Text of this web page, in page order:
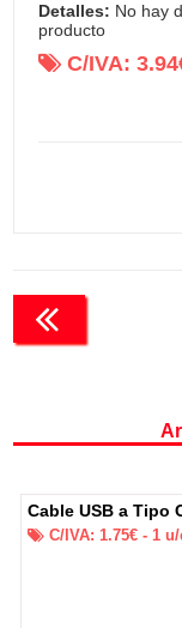
Detalles: No hay
producto
C/IVA:3.94
Cable USB a Tipo
C/IVA: 1.75€ - 1u/